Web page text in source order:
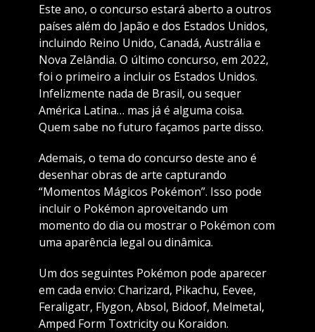
Este ano, o concurso estará aberto a outros
países além do Japão e dos Estados Unidos,
incluindo Reino Unido, Canadá, Austrália e
Nova Zelândia. O último concurso, em 2022,
foi o primeiro a incluir os Estados Unidos.
Infelizmente nada de Brasil, ou sequer
América Latina… mas já é alguma coisa.
Quem sabe no futuro façamos parte disso.
Ademais, o tema do concurso deste ano é
desenhar obras de arte capturando
“Momentos Mágicos Pokémon”. Isso pode
incluir o Pokémon aproveitando um
momento do dia ou mostrar o Pokémon com
uma aparência legal ou dinâmica.
Um dos seguintes Pokémon pode aparecer
em cada envio: Charizard, Pikachu, Eevee,
Feraligatr, Flygon, Absol, Bidoof, Melmetal,
Amped Form Toxtricity ou Koraidon.